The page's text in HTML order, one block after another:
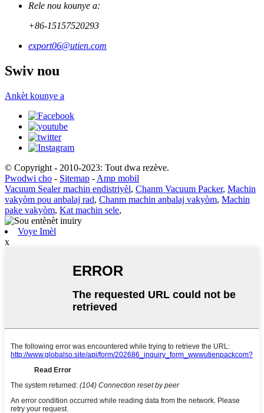
Rele nou kounye a:
+86-15157520293
export06@utien.com
Swiv nou
Ankèt kounye a
© Copyright - 2010-2023: Tout dwa rezève.
Pwodwi cho - Sitemap - Amp mobil
Vacuum Sealer machin endistriyèl, Chanm Vacuum Packer, Machin
vakyòm pou anbalaj rad, Chanm machin anbalaj vakyòm, Machin
pake vakyòm, Kat machin sele,
Voye Imèl
x